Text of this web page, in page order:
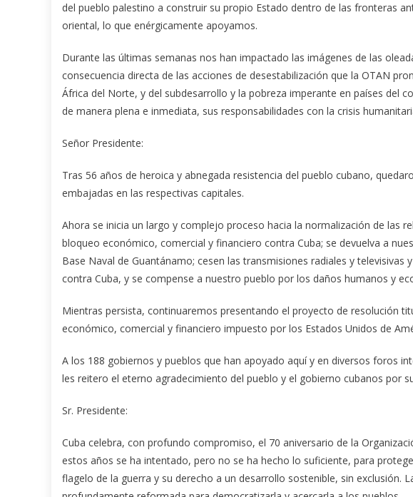
del pueblo palestino a construir su propio Estado dentro de las fronteras
oriental, lo que enérgicamente apoyamos.
Durante las últimas semanas nos han impactado las imágenes de las
consecuencia directa de las acciones de desestabilización que la OTAN
África del Norte, y del subdesarrollo y la pobreza imperante en países del
de manera plena e inmediata, sus responsabilidades con la crisis
Señor Presidente:
Tras 56 años de heroica y abnegada resistencia del pueblo cubano,
embajadas en las respectivas capitales.
Ahora se inicia un largo y complejo proceso hacia la normalización de las
bloqueo económico, comercial y financiero contra Cuba; se devuelva a
Base Naval de Guantánamo; cesen las transmisiones radiales y
contra Cuba, y se compense a nuestro pueblo por los daños humanos y
Mientras persista, continuaremos presentando el proyecto de resolución
económico, comercial y financiero impuesto por los Estados Unidos de
A los 188 gobiernos y pueblos que han apoyado aquí y en diversos foros
les reitero el eterno agradecimiento del pueblo y el gobierno cubanos por
Sr. Presidente:
Cuba celebra, con profundo compromiso, el 70 aniversario de la
estos años se ha intentado, pero no se ha hecho lo suficiente, para
flagelo de la guerra y su derecho a un desarrollo sostenible, sin exclusión.